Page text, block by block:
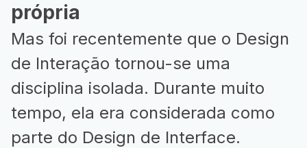
própria
Mas foi recentemente que o Design
de Interação tornou-se uma
disciplina isolada. Durante muito
tempo, ela era considerada como
parte do Design de Interface.